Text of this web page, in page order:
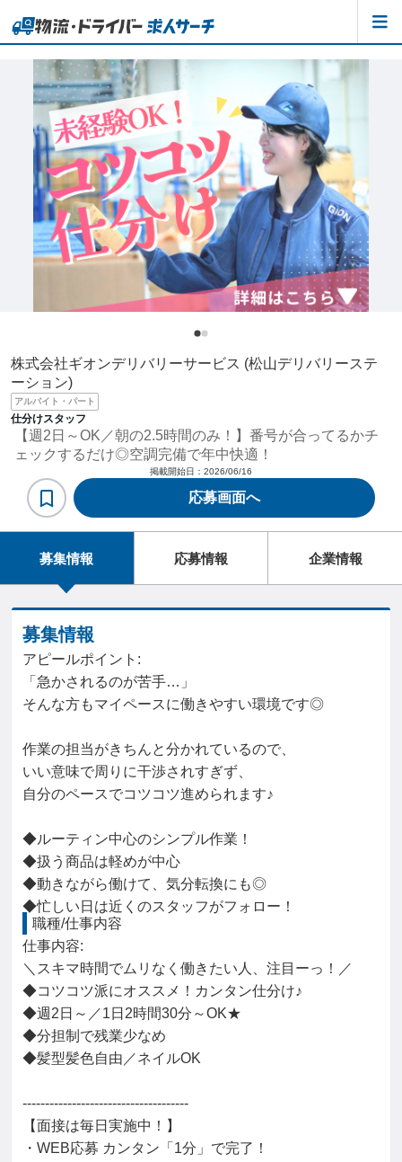
株式会社ギオンデリバリーサービス (松山デリバリーステ
ーション)
アルバイト・パート
仕分けスタッフ
【週2日～OK／朝の2.5時間のみ！】番号が合ってるかチ
ェックするだけ◎空調完備で年中快適！
掲載開始日： 2026/06/16
応募画面へ
募集情報 応募情報 企業情報
募集情報
アピールポイント:
「急かされるのが苦手…」
そんな方もマイペースに働きやすい環境です◎
作業の担当がきちんと分かれているので、
いい意味で周りに干渉されすぎず、
自分のペースでコツコツ進められます♪
◆ルーティン中心のシンプル作業！
◆扱う商品は軽めが中心
◆動きながら働けて、気分転換にも◎
◆忙しい日は近くのスタッフがフォロー！
職種/仕事内容
仕事内容:
＼スキマ時間でムリなく働きたい人、注目ーっ！／
◆コツコツ派にオススメ！カンタン仕分け♪
◆週2日～／1日2時間30分～OK★
◆分担制で残業少なめ
◆髪型髪色自由／ネイルOK
-------------------------------------
【面接は毎日実施中！】
・WEB応募 カンタン「1分」で完了！